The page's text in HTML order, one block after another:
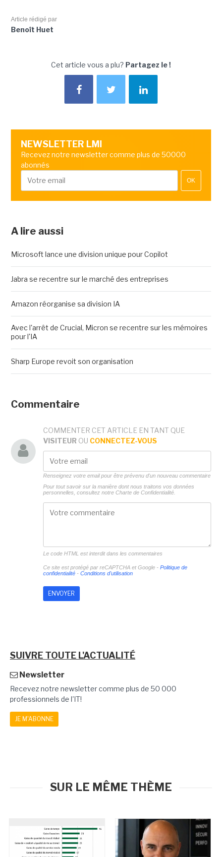
Article rédigé par
Benoît Huet
Cet article vous a plu? Partagez le !
NEWSLETTER LMI
Recevez notre newsletter comme plus de 50000
abonnés
OK
A lire aussi
Microsoft lance une division unique pour Copilot
Jabra se recentre sur le marché des entreprises
Amazon réorganise sa division IA
Avec l'arrêt de Crucial, Micron se recentre sur les mémoires
pour l'IA
Sharp Europe revoit son organisation
Commentaire
COMMENTER CET ARTICLE EN TANT QUE
VISITEUR OU CONNECTEZ-VOUS
Renseignez votre email pour être prévenu d'un nouveau commentaire
Pour tout savoir sur la manière dont nous traitons vos données
personnelles, consultez notre Charte de Confidentialité.
Le code HTML est interdit dans les commentaires
Ce site est protégé par reCAPTCHA et Google - Politique de
confidentialité- Conditions d'utilisation
SUIVRE TOUTE L'ACTUALITÉ
Newsletter
Recevez notre newsletter comme plus de 50 000
professionnels de l'IT!
JE M'ABONNE
SUR LE MÊME THÈME